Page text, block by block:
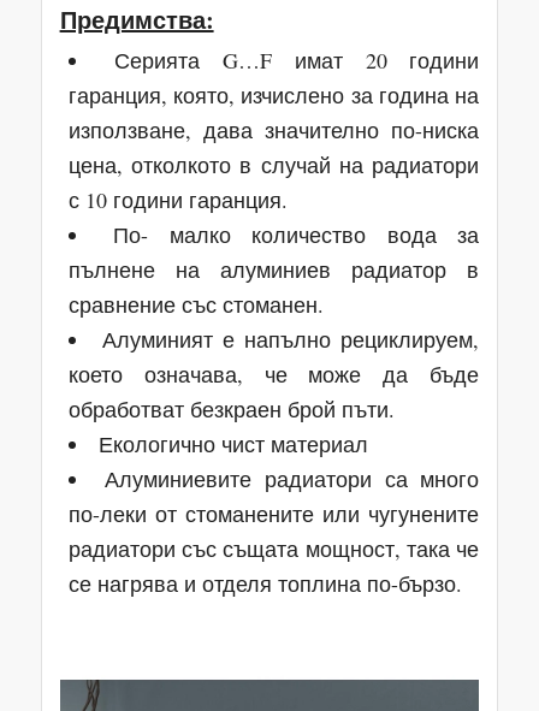
Предимства:
Серията G…F имат 20 години
гаранция, която, изчислено за година на
използване, дава значително по-ниска
цена, отколкото в случай на радиатори
с 10 години гаранция.
По- малко количество вода за
пълнене на алуминиев радиатор в
сравнение със стоманен.
Алуминият е напълно рециклируем,
което означава, че може да бъде
обработват безкраен брой пъти.
Екологично чист материал
Алуминиевите радиатори са много
по-леки от стоманените или чугунените
радиатори със същата мощност, така че
се нагрява и отделя топлина по-бързо.